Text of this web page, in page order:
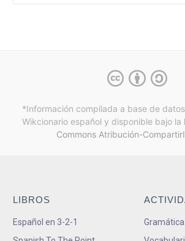
*Información compilada a base de
Wikcionario español y disponible bajo la
Commons Atribución-
LIBROS
Español en 3-2-1
Gramática